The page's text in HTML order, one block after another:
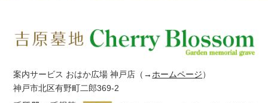
案内サービス おはか広場 神戸店 （→ ホームページ）
神戸市北区有野町二郎369-2